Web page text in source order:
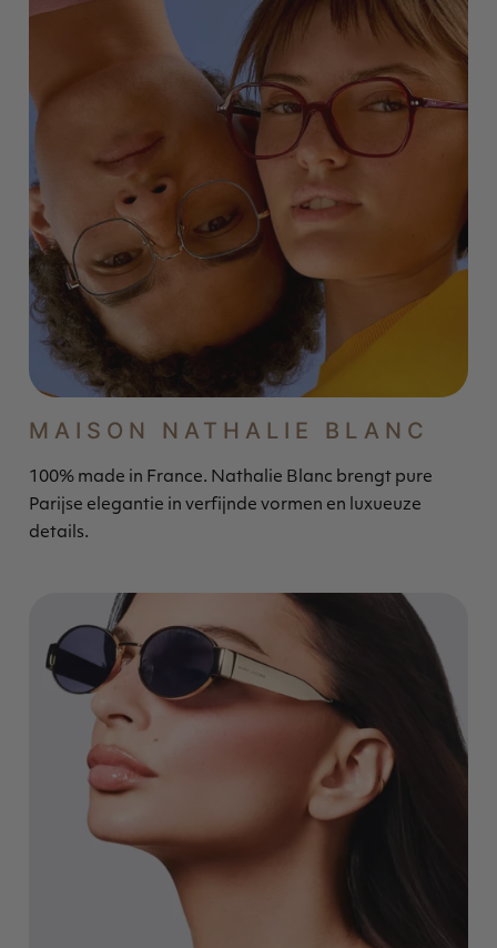
MAISON NATHALIE BLANC
100% made in France. Nathalie Blanc brengt pure
Parijse elegantie in verfijnde vormen en luxueuze
details.